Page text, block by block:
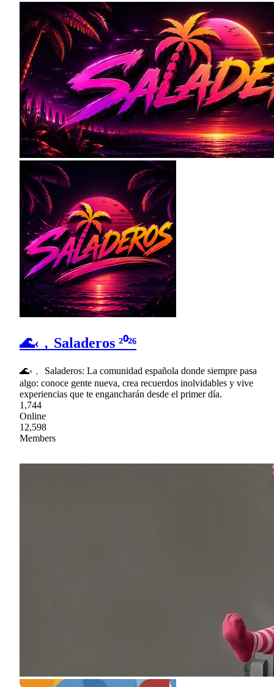
🌊‹﹐Saladeros ²⁰²⁶
🌊‹﹐ Saladeros: La comunidad española donde siempre pasa
algo: conoce gente nueva, crea recuerdos inolvidables y vive
experiencias que te engancharán desde el primer día.
1,744
Online
12,598
Members